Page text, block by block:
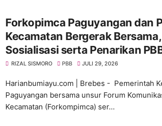
Forkopimca Paguyangan dan
Kecamatan Bergerak
Sosialisasi serta Penarikan
RIZAL SISMORO PBB JULI 29, 2026
Harianbumiayu.com | Brebes - Pemerintah
Paguyangan bersama unsur Forum
Kecamatan (Forkompimca) ser…